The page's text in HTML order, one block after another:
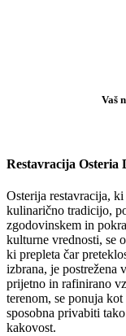
Vaš
Restavracija Osteria
Osterija restavracija,
kulinarično tradicijo,
zgodovinskem in
kulturne vrednosti, se
ki prepleta čar
izbrana, je
prijetno in rafinirano
terenom, se ponuja
sposobna privabiti
kakovost.